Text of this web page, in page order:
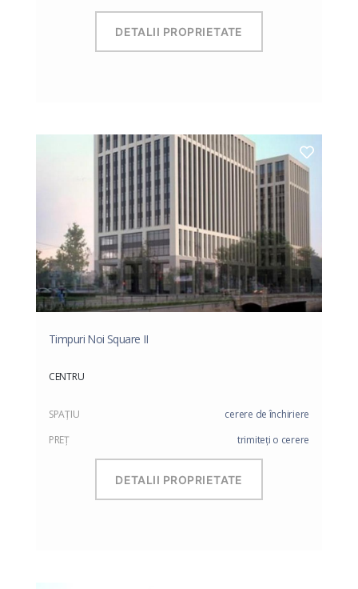
DETALII PROPRIETATE
Timpuri Noi Square II
CENTRU
SPAŢIU
cerere de închiriere
PREŢ
trimiteți o cerere
DETALII PROPRIETATE